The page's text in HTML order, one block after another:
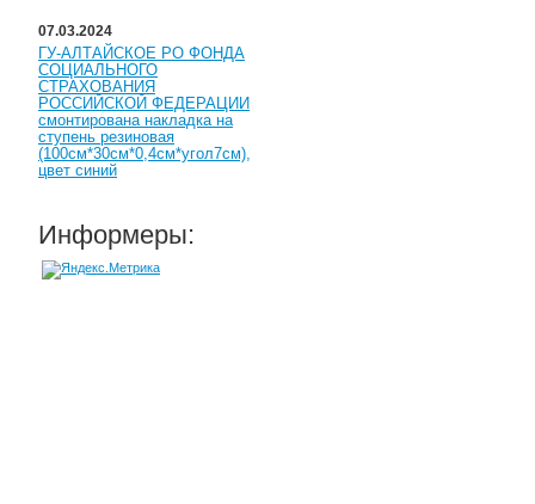
07.03.2024
ГУ-АЛТАЙСКОЕ РО ФОНДА
СОЦИАЛЬНОГО
СТРАХОВАНИЯ
РОССИЙСКОЙ ФЕДЕРАЦИИ
смонтирована накладка на
ступень резиновая
(100см*30см*0,4см*угол7см),
цвет синий
Информеры: